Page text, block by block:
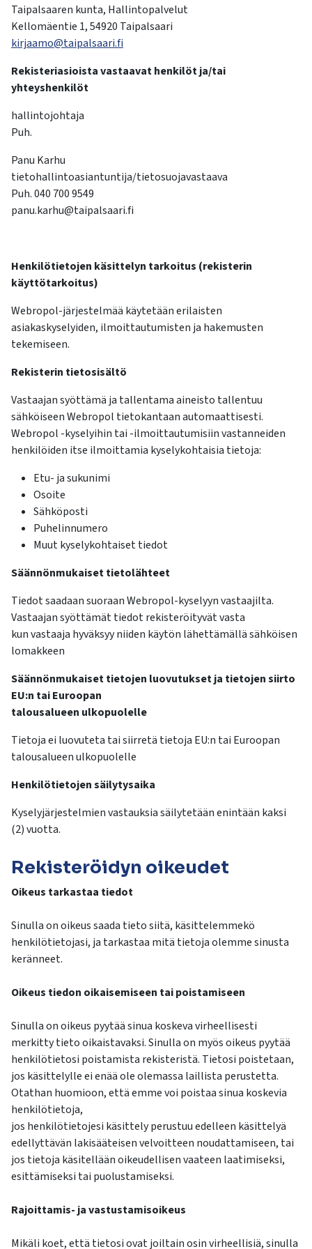
kosketus-
ja
pyyhkäisyliikkeitä.
Taipalsaaren kunta, Hallintopalvelut
Kellomäentie 1, 54920 Taipalsaari
kirjaamo@taipalsaari.fi
Rekisteriasioista vastaavat henkilöt ja/tai
yhteyshenkilöt
hallintojohtaja
Puh.
Panu Karhu
tietohallintoasiantuntija/tietosuojavastaava
Puh. 040 700 9549
panu.karhu@taipalsaari.fi
Henkilötietojen käsittelyn tarkoitus (rekisterin
käyttötarkoitus)
Webropol-järjestelmää käytetään erilaisten
asiakaskyselyiden, ilmoittautumisten ja hakemusten
tekemiseen.
Rekisterin tietosisältö
Vastaajan syöttämä ja tallentama aineisto tallentuu
sähköiseen Webropol tietokantaan automaattisesti.
Webropol -kyselyihin tai -ilmoittautumisiin vastanneiden
henkilöiden itse ilmoittamia kyselykohtaisia tietoja:
Etu- ja sukunimi
Osoite
Sähköposti
Puhelinnumero
Muut kyselykohtaiset tiedot
Säännönmukaiset tietolähteet
Tiedot saadaan suoraan Webropol-kyselyyn vastaajilta.
Vastaajan syöttämät tiedot rekisteröityvät vasta
kun vastaaja hyväksyy niiden käytön lähettämällä sähköisen
lomakkeen
Säännönmukaiset tietojen luovutukset ja tietojen siirto
EU:n tai Euroopan
talousalueen ulkopuolelle
Tietoja ei luovuteta tai siirretä tietoja EU:n tai Euroopan
talousalueen ulkopuolelle
Henkilötietojen säilytysaika
Kyselyjärjestelmien vastauksia säilytetään enintään kaksi
(2) vuotta.
Rekisteröidyn oikeudet
Oikeus tarkastaa tiedot
Sinulla on oikeus saada tieto siitä, käsittelemmekö
henkilötietojasi, ja tarkastaa mitä tietoja olemme sinusta
keränneet.
Oikeus tiedon oikaisemiseen tai poistamiseen
Sinulla on oikeus pyytää sinua koskeva virheellisesti
merkitty tieto oikaistavaksi. Sinulla on myös oikeus pyytää
henkilötietosi poistamista rekisteristä. Tietosi poistetaan,
jos käsittelylle ei enää ole olemassa laillista perustetta.
Otathan huomioon, että emme voi poistaa sinua koskevia
henkilötietoja,
jos henkilötietojesi käsittely perustuu edelleen käsittelyä
edellyttävän lakisääteisen velvoitteen noudattamiseen, tai
jos tietoja käsitellään oikeudellisen vaateen laatimiseksi,
esittämiseksi tai puolustamiseksi.
Rajoittamis- ja vastustamisoikeus
Mikäli koet, että tietosi ovat joiltain osin virheellisiä, sinulla